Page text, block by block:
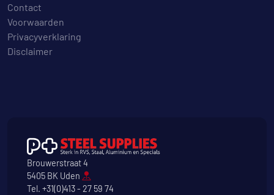
Contact
Voorwaarden
Privacyverklaring
Disclaimer
Brouwerstraat 4
5405 BK Uden
Tel. +31(0)413 - 27 59 74